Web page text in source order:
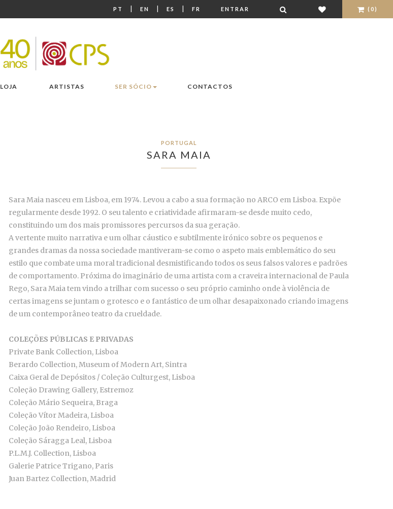
PT | EN | ES | FR ENTRAR (0)
LOJA ARTISTAS SER SÓCIO CONTACTOS
PORTUGAL
SARA MAIA
Sara Maia nasceu em Lisboa, em 1974. Levou a cabo a sua formação no ARCO em Lisboa. Expõe
regularmente desde 1992. O seu talento e criatividade afirmaram-se desde muito cedo,
constituindo um dos mais promissores percursos da sua geração.
A vertente muito narrativa e um olhar cáustico e subtilmente irónico sobre os pequenos e
grandes dramas da nossa sociedade mantiveram-se como o aspeto mais emblemático do seu
estilo que combate uma moral tradicional desmistificando todos os seus falsos valores e padrões
de comportamento. Próxima do imaginário de uma artista com a craveira internacional de Paula
Rego, Sara Maia tem vindo a trilhar com sucesso o seu próprio caminho onde à violência de
certas imagens se juntam o grotesco e o fantástico de um olhar desapaixonado criando imagens
de um contemporâneo teatro da crueldade.
COLEÇÕES PÚBLICAS E PRIVADAS
Private Bank Collection, Lisboa
Berardo Collection, Museum of Modern Art, Sintra
Caixa Geral de Depósitos / Coleção Culturgest, Lisboa
Coleção Drawing Gallery, Estremoz
Coleção Mário Sequeira, Braga
Coleção Vítor Madeira, Lisboa
Coleção João Rendeiro, Lisboa
Coleção Sáragga Leal, Lisboa
P.L.M.J. Collection, Lisboa
Galerie Patrice Trigano, Paris
Juan Bartez Collection, Madrid